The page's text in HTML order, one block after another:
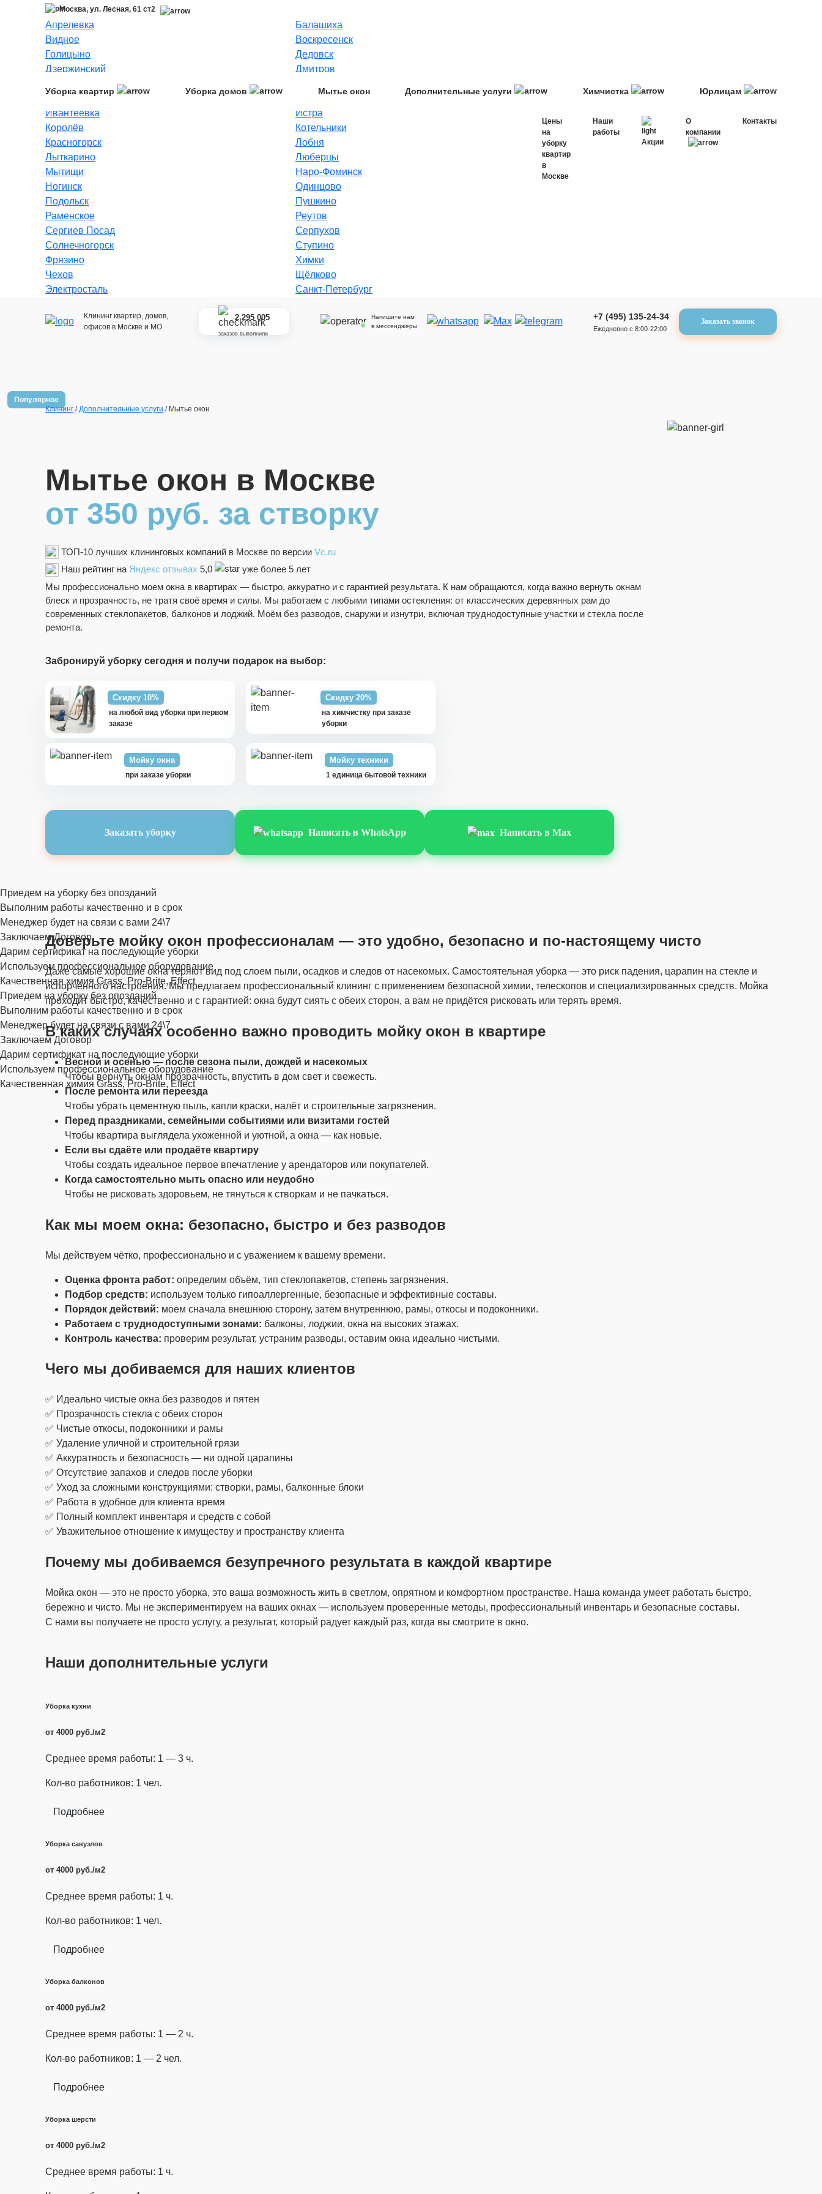
_
Москва, ул. Лесная, 61 ст2
Апрелевка
Балашиха
Видное
Воскресенск
Голицыно
Дедовск
Дзержинский
Дмитров
Жуковский
Ивантеевка
Истра
Королёв
Котельники
Красногорск
Лобня
Лыткарино
Люберцы
Мытищи
Наро-Фоминск
Ногинск
Одинцово
Подольск
Пушкино
Раменское
Реутов
Сергиев Посад
Серпухов
Солнечногорск
Ступино
Фрязино
Химки
Чехов
Щёлково
Электросталь
Санкт-Петербург
Цены
на
уборку
квартир
в
Москве
Наши
работы
Акции
О
компании
Контакты
Клининг квартир, домов,
офисов в Москве и МО
2 295 005
заказов выполнили
Напишите нам
в мессенджеры
+7 (495) 135-24-34
Ежедневно с 8:00-22:00
Заказать звонок
Уборка квартир Уборка домов Мытье окон Дополнительные услуги Химчистка Юрлицам
Клининг /Дополнительные услуги / Мытье окон
Мытье окон в Москве
от 350 руб. за створку
ТОП-10 лучших клининговых компаний в Москве по версии Vc.ru
Наш рейтинг на Яндекс отзывах 5,0
уже более 5 лет
Мы профессионально моем окна в квартирах — быстро, аккуратно и с гарантией результата. К нам обращаются, когда важно вернуть окнам
блеск и прозрачность, не тратя своё время и силы. Мы работаем с любыми типами остекления: от классических деревянных рам до
современных стеклопакетов, балконов и лоджий. Моём без разводов, снаружи и изнутри, включая труднодоступные участки и стекла после
ремонта.
Забронируй уборку сегодня и получи подарок на выбор:
Скидку 10%
на любой вид уборки при первом
заказе
Скидку 20%
на химчистку при заказе
уборки
Мойку окна
при заказе уборки
Мойку техники
1 единица бытовой техники
Заказать уборку Написать в WhatsApp Написать в Max
Приедем на уборку без опозданий
Выполним работы качественно и в срок
Менеджер будет на связи с вами 24\7
Заключаем Договор
Дарим сертификат на последующие уборки
Используем профессиональное оборудование
Качественная химия Grass, Pro-Brite, Effect
Приедем на уборку без опозданий
Выполним работы качественно и в срок
Менеджер будет на связи с вами 24\7
Заключаем Договор
Дарим сертификат на последующие уборки
Используем профессиональное оборудование
Качественная химия Grass, Pro-Brite, Effect
Доверьте мойку окон профессионалам — это удобно, безопасно и по-настоящему чисто
Даже самые хорошие окна теряют вид под слоем пыли, осадков и следов от насекомых. Самостоятельная уборка — это риск падения, царапин на стекле и
испорченного настроения. Мы предлагаем профессиональный клининг с применением безопасной химии, телескопов и специализированных средств. Мойка
проходит быстро, качественно и с гарантией: окна будут сиять с обеих сторон, а вам не придётся рисковать или терять время.
В каких случаях особенно важно проводить мойку окон в квартире
Весной и осенью — после сезона пыли, дождей и насекомых
Чтобы вернуть окнам прозрачность, впустить в дом свет и свежесть.
После ремонта или переезда
Чтобы убрать цементную пыль, капли краски, налёт и строительные загрязнения.
Перед праздниками, семейными событиями или визитами гостей
Чтобы квартира выглядела ухоженной и уютной, а окна — как новые.
Если вы сдаёте или продаёте квартиру
Чтобы создать идеальное первое впечатление у арендаторов или покупателей.
Когда самостоятельно мыть опасно или неудобно
Чтобы не рисковать здоровьем, не тянуться к створкам и не пачкаться.
Как мы моем окна: безопасно, быстро и без разводов
Мы действуем чётко, профессионально и с уважением к вашему времени.
Оценка фронта работ: определим объём, тип стеклопакетов, степень загрязнения.
Подбор средств: используем только гипоаллергенные, безопасные и эффективные составы.
Порядок действий: моем сначала внешнюю сторону, затем внутреннюю, рамы, откосы и подоконники.
Работаем с труднодоступными зонами: балконы, лоджии, окна на высоких этажах.
Контроль качества: проверим результат, устраним разводы, оставим окна идеально чистыми.
Чего мы добиваемся для наших клиентов
✅ Идеально чистые окна без разводов и пятен
✅ Прозрачность стекла с обеих сторон
✅ Чистые откосы, подоконники и рамы
✅ Удаление уличной и строительной грязи
✅ Аккуратность и безопасность — ни одной царапины
✅ Отсутствие запахов и следов после уборки
✅ Уход за сложными конструкциями: створки, рамы, балконные блоки
✅ Работа в удобное для клиента время
✅ Полный комплект инвентаря и средств с собой
✅ Уважительное отношение к имуществу и пространству клиента
Почему мы добиваемся безупречного результата в каждой квартире
Мойка окон — это не просто уборка, это ваша возможность жить в светлом, опрятном и комфортном пространстве. Наша команда умеет работать быстро,
бережно и чисто. Мы не экспериментируем на ваших окнах — используем проверенные методы, профессиональный инвентарь и безопасные составы.
С нами вы получаете не просто услугу, а результат, который радует каждый раз, когда вы смотрите в окно.
Наши дополнительные услуги
Уборка кухни
от 4000 руб./м2
Среднее время работы: 1 — 3 ч.
Кол-во работников: 1 чел.
Подробнее
Популярное
Уборка санузлов
от 4000 руб./м2
Среднее время работы: 1 ч.
Кол-во работников: 1 чел.
Подробнее
Уборка балконов
от 4000 руб./м2
Среднее время работы: 1 — 2 ч.
Кол-во работников: 1 — 2 чел.
Подробнее
Уборка шерсти
от 4000 руб./м2
Среднее время работы: 1 ч.